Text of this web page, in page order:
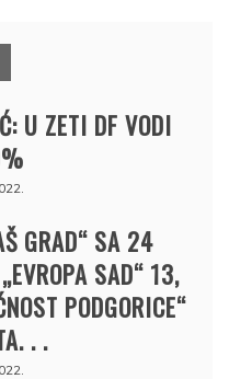
U ZETI DF VODI
GRAD“ SA 24
SAD“ 13,
PODGORICE“
. .